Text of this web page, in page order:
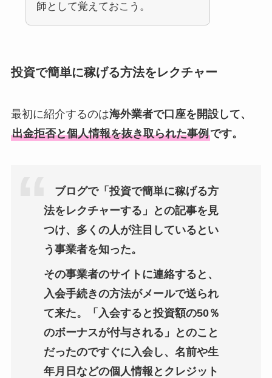
師として覚えておこう。
投資で簡単に稼げる方法をレクチャー
最初に紹介するのは海外業者で口座を開設して、
出金拒否と個人情報を抜き取られた事例です。
ブログで「投資で簡単に稼げる方
法をレクチャーする」との記事を見
つけ、多くの人が注目しているとい
う事業者を知った。
その事業者のサイトに連絡すると、
入会手続きの方法がメールで送られ
て来た。「入会すると投資額の50％
のボーナスが付与される」とのこと
だったのですぐに入会し、名前や生
年月日などの個人情報とクレジット